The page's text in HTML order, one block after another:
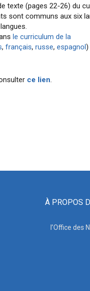
texte (pages 22-26) du
sont communs aux six
le curriculum de la
, français, russe, espagnol)
ce lien.
À PROPOS
l’Office des